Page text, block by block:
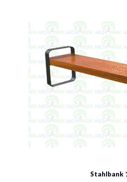
Siehe
Stahlbank